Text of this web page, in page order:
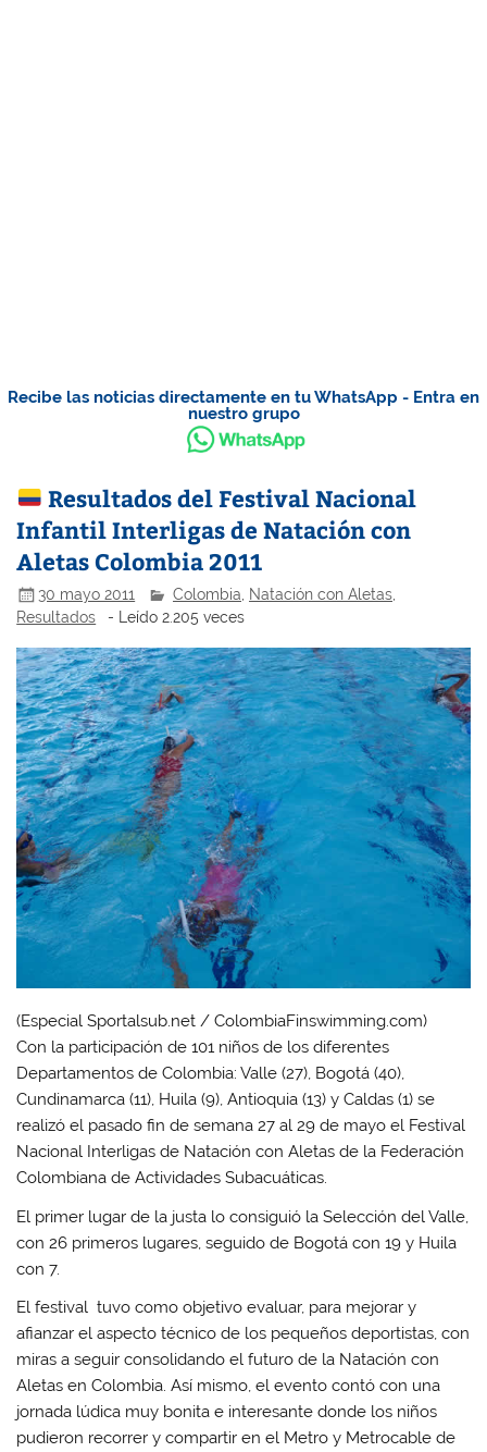
Recibe las noticias directamente en tu WhatsApp - Entra en
nuestro grupo
Resultados del Festival Nacional
Infantil Interligas de Natación con
Aletas Colombia 2011
30 mayo 2011 Colombia Natación con Aletas
Resultados
- Leído 2.205 veces
(Especial Sportalsub.net / ColombiaFinswimming.com)
Con la participación de 101 niños de los diferentes
Departamentos de Colombia: Valle (27), Bogotá (40),
Cundinamarca (11), Huila (9), Antioquia (13) y Caldas (1) se
realizó el pasado fin de semana 27 al 29 de mayo el Festival
Nacional Interligas de Natación con Aletas de la Federación
Colombiana de Actividades Subacuáticas.
El primer lugar de la justa lo consiguió la Selección del Valle,
con 26 primeros lugares, seguido de Bogotá con 19 y Huila
con 7.
El festival tuvo como objetivo evaluar, para mejorar y
afianzar el aspecto técnico de los pequeños deportistas, con
miras a seguir consolidando el futuro de la Natación con
Aletas en Colombia. Así mismo, el evento contó con una
jornada lúdica muy bonita e interesante donde los niños
pudieron recorrer y compartir en el Metro y Metrocable de